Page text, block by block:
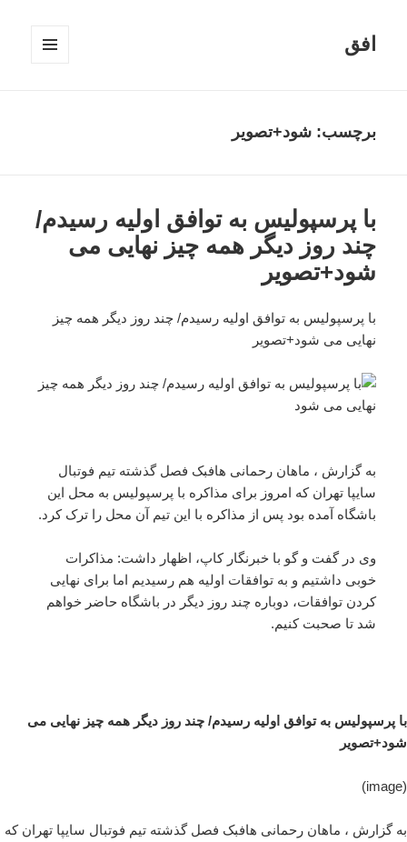
افق
برچسب:شود+تصویر
با پرسپولیس به توافق اولیه رسیدم/
چند روز دیگر همه چیز نهایی می
شود+تصویر
با پرسپولیس به توافق اولیه رسیدم/ چند روز دیگر همه چیز
نهایی می شود+تصویر
به گزارش ، ماهان رحمانی هافبک فصل گذشته تیم فوتبال
سایپا تهران که امروز برای مذاکره با پرسپولیس به محل این
باشگاه آمده بود پس از مذاکره با این تیم آن محل را ترک کرد.
وی در گفت و گو با خبرنگار کاپ، اظهار داشت: مذاکرات
خوبی داشتیم و به توافقات اولیه هم رسیدیم اما برای نهایی
کردن توافقات، دوباره چند روز دیگر در باشگاه حاضر خواهم
شد تا صحبت کنیم.
با پرسپولیس به توافق اولیه رسیدم/ چند روز دیگر همه چیز نهایی می
شود+تصویر
(image)
به گزارش ، ماهان رحمانی هافبک فصل گذشته تیم فوتبال سایپا تهران که